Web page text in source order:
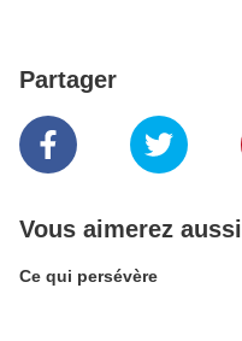
Partager
Vous aimerez aussi
Ce qui persévère